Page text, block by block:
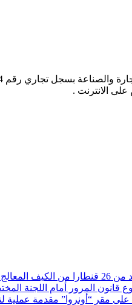
الانترنت .
خلال أسبوع
المرور أمام اللجنة
على مقر “أونروا” مقدمة عملية